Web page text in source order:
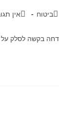
ביטוח אין
על ידי 11 חברות ביטוח בינלאומיות,